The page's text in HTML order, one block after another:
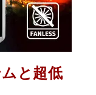
と超低